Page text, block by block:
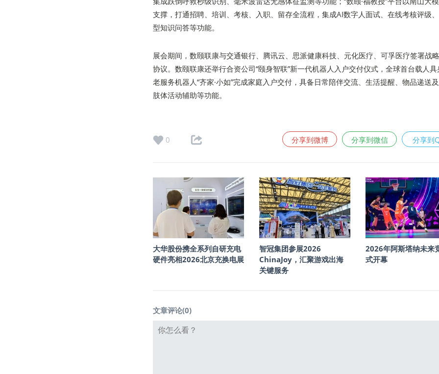
支撑，打通招聘、培训、考核、入职、留存全流程，集成AI数字人面试、在线考核评级
型知识问答等功能。
展会期间，数颐联康与交通银行、腾讯云、思派健康科技、元化医疗、可孚医疗签署战
协议。数颐联康还举行合资公司“颐身智联”新一代机器人入户交付仪式，全球首台载人
老服务机器人“齐家·小如”完成家庭入户交付，具备日常陪伴交流、生活提醒、物品递送
肢体活动辅助等功能。
0 分享到微博 分享到微信 分享到
大华股份携全系列自研充电
硬件亮相2026北京充换电展
智冠集团参展2026
ChinaJoy，汇聚游戏出海
关键服务
2026年阿斯塔纳未来
式开幕
文章评论(0)